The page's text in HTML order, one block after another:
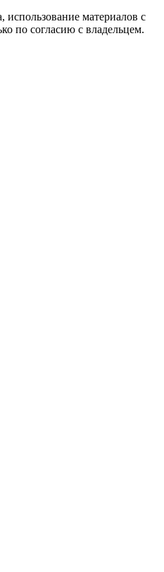
использование материалов с
по согласию с владельцем.